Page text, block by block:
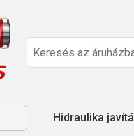
Hidraulika